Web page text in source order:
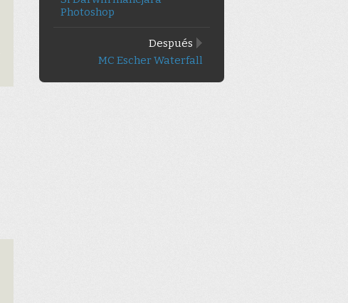
Photoshop
Después
MC Escher Waterfall